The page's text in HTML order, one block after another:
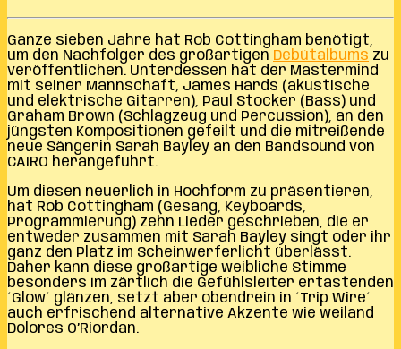
Ganze sieben Jahre hat Rob Cottingham benötigt,
um den Nachfolger des großartigen Debütalbums zu
veröffentlichen. Unterdessen hat der Mastermind
mit seiner Mannschaft, James Hards (akustische
und elektrische Gitarren), Paul Stocker (Bass) und
Graham Brown (Schlagzeug und Percussion), an den
jüngsten Kompositionen gefeilt und die mitreißende
neue Sängerin Sarah Bayley an den Bandsound von
CAIRO herangeführt.
Um diesen neuerlich in Hochform zu präsentieren,
hat Rob Cottingham (Gesang, Keyboards,
Programmierung) zehn Lieder geschrieben, die er
entweder zusammen mit Sarah Bayley singt oder ihr
ganz den Platz im Scheinwerferlicht überlässt.
Daher kann diese großartige weibliche Stimme
besonders im zärtlich die Gefühlsleiter ertastenden
´Glow´ glänzen, setzt aber obendrein in ´Trip Wire´
auch erfrischend alternative Akzente wie weiland
Dolores O’Riordan.